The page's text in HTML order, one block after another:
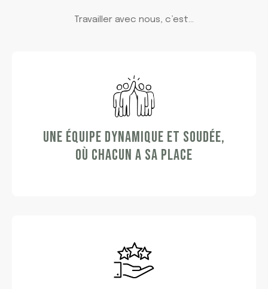
Travailler avec nous, c’est…
UNE ÉQUIPE DYNAMIQUE ET SOUDÉE,
OÙ CHACUN A SA PLACE